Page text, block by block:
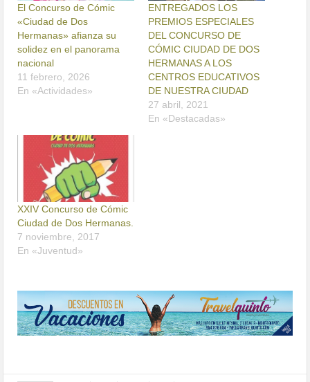
El Concurso de Cómic
«Ciudad de Dos
Hermanas» afianza su
solidez en el panorama
nacional
11 febrero, 2026
En «Actividades»
ENTREGADOS LOS
PREMIOS ESPECIALES
DEL CONCURSO DE
CÓMIC CIUDAD DE DOS
HERMANAS A LOS
CENTROS EDUCATIVOS
DE NUESTRA CIUDAD
27 abril, 2021
En «Destacadas»
XXIV Concurso de Cómic
Ciudad de Dos Hermanas.
7 noviembre, 2017
En «Juventud»